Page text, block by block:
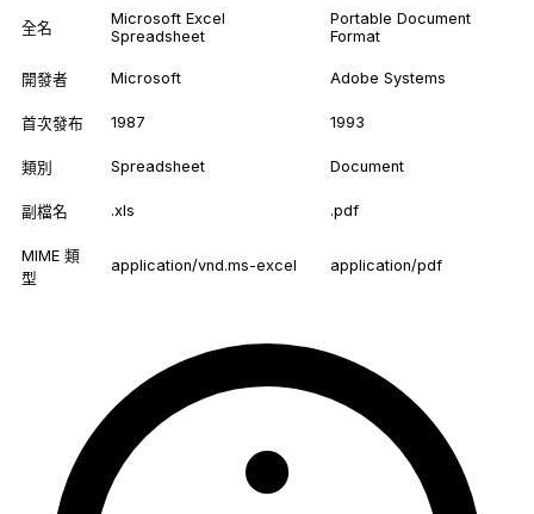
全名
Microsoft Excel
Spreadsheet
Portable Document
Format
開發者 Microsoft Adobe Systems
首次發布 1987 1993
類別 Spreadsheet Document
副檔名 .xls .pdf
MIME 類
型
application/vnd.ms-excel application/pdf